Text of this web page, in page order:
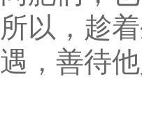
所以，趁
遇，善待